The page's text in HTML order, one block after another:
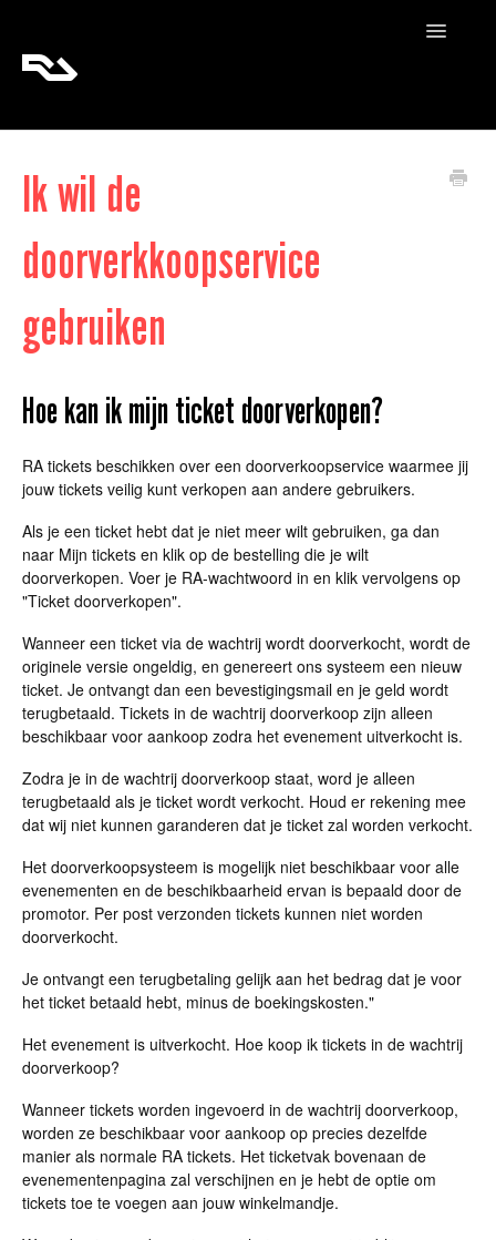
Toggle
RA Content
Ik wil de
doorverkkoopservice
gebruiken
Hoe kan ik mijn ticket doorverkopen?
RA tickets beschikken over een doorverkoopservice waarmee jij
jouw tickets veilig kunt verkopen aan andere gebruikers.
Als je een ticket hebt dat je niet meer wilt gebruiken, ga dan
naar Mijn tickets en klik op de bestelling die je wilt
doorverkopen. Voer je RA-wachtwoord in en klik vervolgens op
"Ticket doorverkopen".
Wanneer een ticket via de wachtrij wordt doorverkocht, wordt de
originele versie ongeldig, en genereert ons systeem een nieuw
ticket. Je ontvangt dan een bevestigingsmail en je geld wordt
terugbetaald. Tickets in de wachtrij doorverkoop zijn alleen
beschikbaar voor aankoop zodra het evenement uitverkocht is.
Zodra je in de wachtrij doorverkoop staat, word je alleen
terugbetaald als je ticket wordt verkocht. Houd er rekening mee
dat wij niet kunnen garanderen dat je ticket zal worden verkocht.
Het doorverkoopsysteem is mogelijk niet beschikbaar voor alle
evenementen en de beschikbaarheid ervan is bepaald door de
promotor. Per post verzonden tickets kunnen niet worden
doorverkocht.
Je ontvangt een terugbetaling gelijk aan het bedrag dat je voor
het ticket betaald hebt, minus de boekingskosten."
Het evenement is uitverkocht. Hoe koop ik tickets in de wachtrij
doorverkoop?
Wanneer tickets worden ingevoerd in de wachtrij doorverkoop,
worden ze beschikbaar voor aankoop op precies dezelfde
manier als normale RA tickets. Het ticketvak bovenaan de
evenementenpagina zal verschijnen en je hebt de optie om
tickets toe te voegen aan jouw winkelmandje.